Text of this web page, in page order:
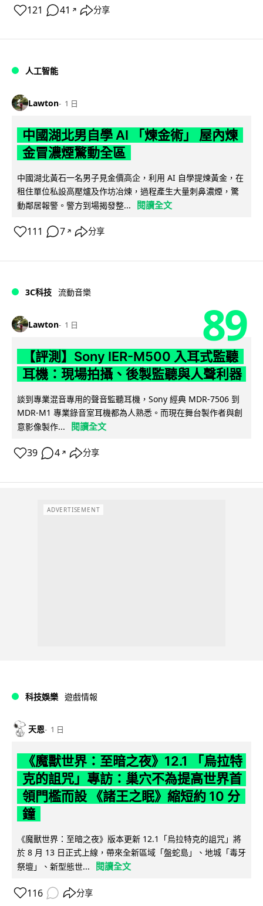
121 41 ↗ 分享
人工智能
Lawton 1 日
中國湖北男自學 AI 「煉金術」 屋內煉
金冒濃煙驚動全區
中國湖北黃石一名男子見金價高企，利用 AI 自學提煉黃金，在
租住單位私設高壓爐及作坊冶煉，過程產生大量刺鼻濃煙，驚
動鄰居報警。警方到場揭發整...
閱讀全文
111 7 ↗ 分享
3C科技 流動音樂
Lawton 1 日 89
【評測】Sony IER-M500 入耳式監聽
耳機：現場拍攝、後製監聽與人聲利器
談到專業混音專用的聲音監聽耳機，Sony 經典 MDR-7506 到
MDR-M1 專業錄音室耳機都為人熟悉。而現在舞台製作者與創
意影像製作...
閱讀全文
39 4 ↗ 分享
ADVERTISEMENT
科技娛樂 遊戲情報
天恩 1 日
《魔獸世界：至暗之夜》12.1 「烏拉特
克的詛咒」專訪：巢穴不為提高世界首
領門檻而設 《諸王之眠》縮短約 10 分
鐘
《魔獸世界：至暗之夜》版本更新 12.1「烏拉特克的詛咒」將
於 8 月 13 日正式上線，帶來全新區域「盤蛇島」、地城「毒牙
祭壇」、新型態世...
閱讀全文
116 分享